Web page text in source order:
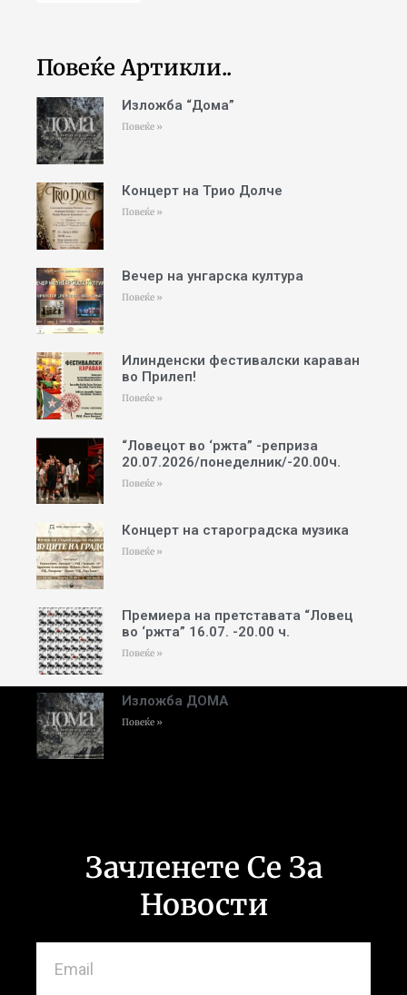
Повеќе Артикли..
Изложба “Дома”
Повеќе »
Концерт на Трио Долче
Повеќе »
Вечер на унгарска култура
Повеќе »
Илинденски фестивалски караван
во Прилеп!
Повеќе »
“Ловецот во ‘ржта” -реприза
20.07.2026/понеделник/-20.00ч.
Повеќе »
Концерт на староградска музика
Повеќе »
Премиера на претставата “Ловец
во ‘ржта” 16.07. -20.00 ч.
Повеќе »
Изложба ДОМА
Повеќе »
Зачленете Се За
Новости